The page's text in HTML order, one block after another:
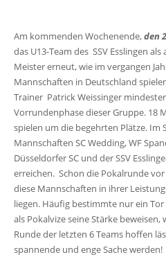
Am kommenden Wochenende,den
das U13-Team des SSV Esslingen
Meister erneut, wie im vergangen
Mannschaften in Deutschland
Trainer Patrick Weissinger
Vorrundenphase dieser Gruppe. 18
spielen um die begehrten Plätze. Im
Mannschaften SC Wedding, WF
Düsseldorfer SC und der SSV
erreichen. Schon die Pokalrunde
diese Mannschaften in ihrer
liegen. Häufig bestimmte nur ein Tor
als Pokalvize seine Stärke beweisen,
Runde der letzten 6 Teams hoffen
spannende und enge Sache werden!